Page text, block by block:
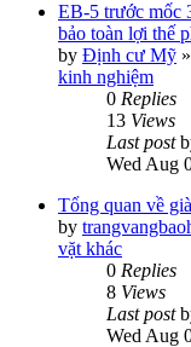
EB-5 trước mốc
bảo toàn lợi thế
by Định cư Mỹ »
kinh nghiệm
0 Replies
13 Views
Last post
Wed Aug
Tổng quan về
by
vặt khác
0 Replies
8 Views
Last post
Wed Aug